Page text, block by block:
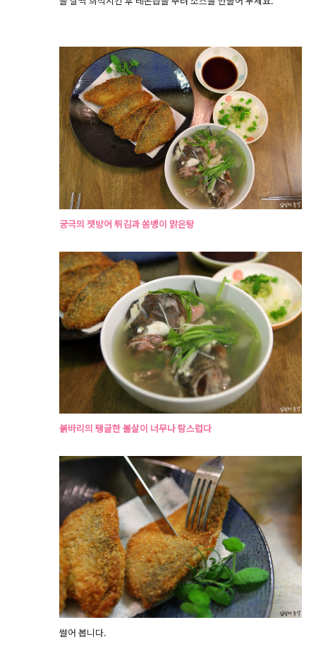
궁극의 잿방어 튀김과 쏨뱅이 맑은탕
붉바리의 탱글한 볼살이 너무나 탐스럽다
썰어 봅니다.